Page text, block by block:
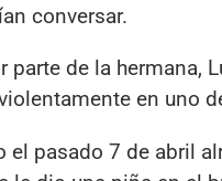
conversar.
parte de la hermana,
en uno
el pasado 7 de abril